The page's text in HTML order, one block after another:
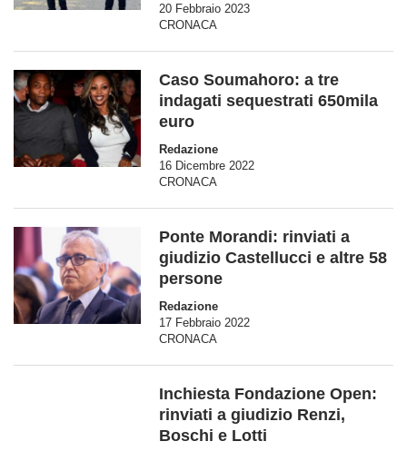
20 Febbraio 2023
CRONACA
Caso Soumahoro: a tre
indagati sequestrati 650mila
euro
Redazione
16 Dicembre 2022
CRONACA
Ponte Morandi: rinviati a
giudizio Castellucci e altre 58
persone
Redazione
17 Febbraio 2022
CRONACA
Inchiesta Fondazione Open:
rinviati a giudizio Renzi,
Boschi e Lotti